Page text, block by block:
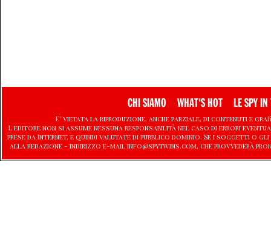
CHI SIAMO WHAT'S HOT LE SPY IN
E' vietata la riproduzione, anche parziale, di contenuti e
L'editore non si assume nessuna responsabilità nel caso di errori
prese da Internet, e quindi valutate di pubblico dominio. Se i soggetti
alla redazione - indirizzo e-mail info@spytwins.com, che provvederà